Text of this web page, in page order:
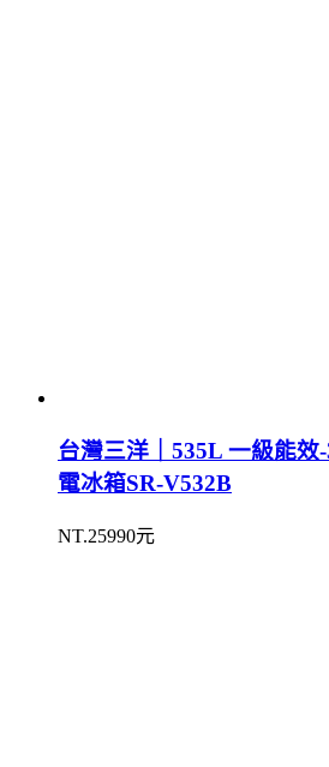
台灣三洋｜535L 一級能效
電冰箱SR-V532B
NT.25990元